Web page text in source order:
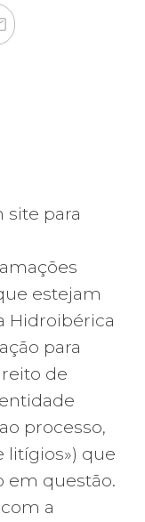
site para
estejam
Hidroibérica
para
de
processo,
litígios») que
em questão.
a